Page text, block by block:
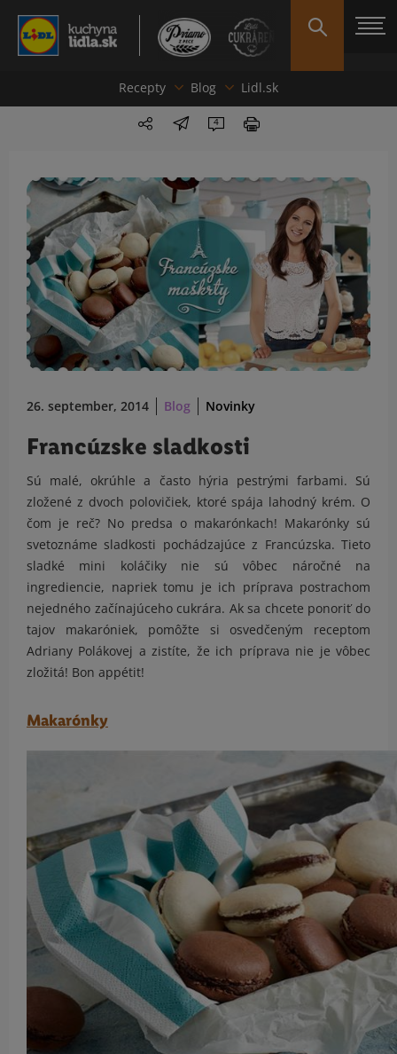
Recepty Blog Lidl.sk
4
26. september, 2014 Blog Novinky
Francúzske sladkosti
Sú malé, okrúhle a často hýria pestrými farbami. Sú
zložené z dvoch polovičiek, ktoré spája lahodný krém. O
čom je reč? No predsa o makarónkach! Makarónky sú
svetoznáme sladkosti pochádzajúce z Francúzska. Tieto
sladké mini koláčiky nie sú vôbec náročné na
ingrediencie, napriek tomu je ich príprava postrachom
nejedného začínajúceho cukrára. Ak sa chcete ponoriť do
tajov makaróniek, pomôžte si osvedčeným receptom
Adriany Polákovej a zistíte, že ich príprava nie je vôbec
zložitá! Bon appétit!
Makarónky